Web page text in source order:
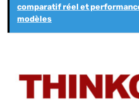
comparatif réel et
modèles